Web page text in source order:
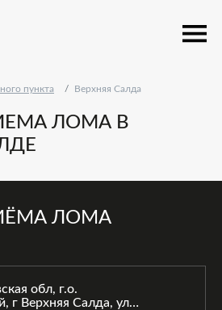
пункта Верхняя Салда
ЛОМА В
ЛОМА
обл, г.о.
г Верхняя Салда, ул